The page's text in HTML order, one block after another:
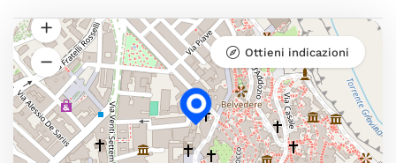
Ottieni indicazioni